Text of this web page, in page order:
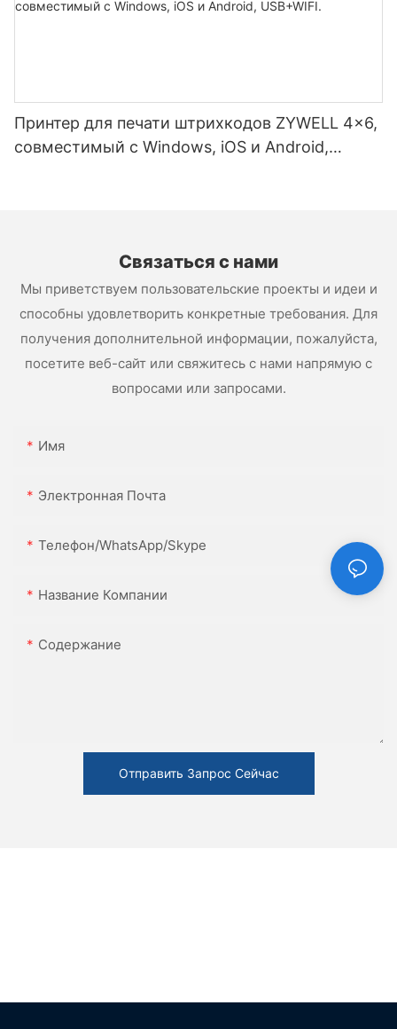
Принтер для печати штрихкодов ZYWELL 4x6,
совместимый с Windows, iOS и Android,
Связаться с нами
Мы приветствуем пользовательские проекты и идеи и
способны удовлетворить конкретные требования. Для
получения дополнительной информации, пожалуйста,
посетите веб-сайт или свяжитесь с нами напрямую с
вопросами или запросами.
Имя
Электронная Почта
Телефон/WhatsApp/Skype
Название Компании
Содержание
Отправить Запрос Сейчас